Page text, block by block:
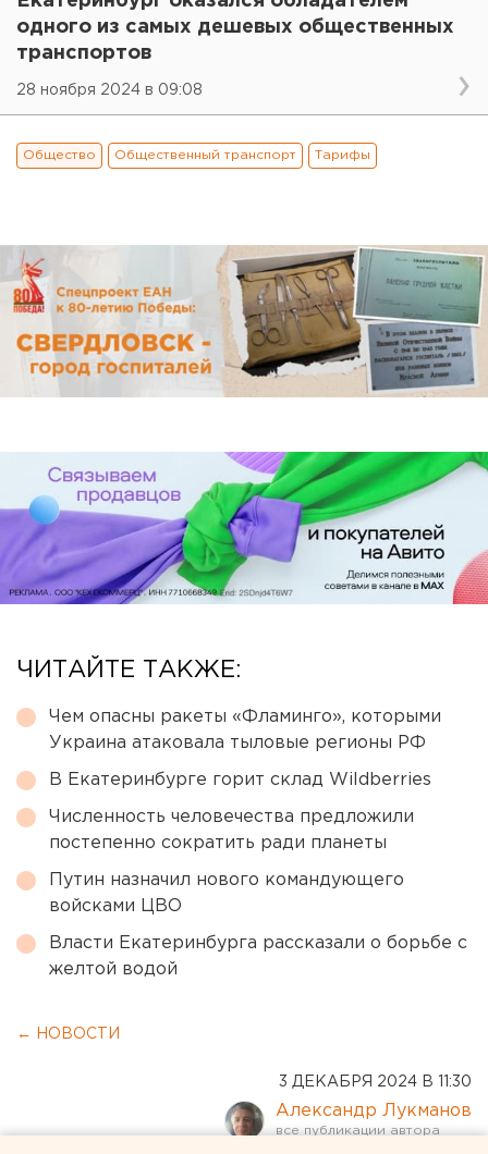
одного из самых дешевых общественных
транспортов
28 ноября 2024 в 09:08
Общество Общественный транспорт Тарифы
ЧИТАЙТЕ ТАКЖЕ:
Чем опасны ракеты «Фламинго», которыми
Украина атаковала тыловые регионы РФ
В Екатеринбурге горит склад Wildberries
Численность человечества предложили
постепенно сократить ради планеты
Путин назначил нового командующего
войсками ЦВО
Власти Екатеринбурга рассказали о борьбе с
желтой водой
← НОВОСТИ
3 ДЕКАБРЯ 2024 В 11:30
Александр Лукманов